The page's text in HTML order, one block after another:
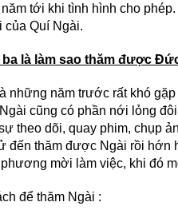
tới khi tình hình cho
Quí Ngài.
là làm sao thăm được
những năm trước rất khó
cũng có phần nới lỏng
theo dõi, quay phim, chụp
đến thăm được Ngài rồi
mời làm việc, khi đó
để thăm Ngài :